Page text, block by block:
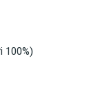
100%)